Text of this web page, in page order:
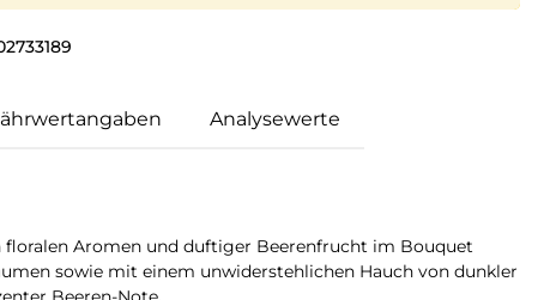
Analysewerte
floralen Aromen und duftiger Beerenfrucht im Bouquet
sowie mit einem unwiderstehlichen Hauch von dunkler